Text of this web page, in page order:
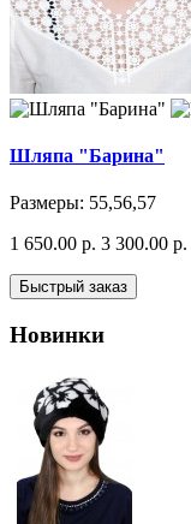
Шляпа "Барина"
Размеры: 55,56,57
1 650.00 р. 3 300.00 р.
Быстрый заказ
Новинки